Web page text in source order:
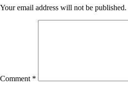
Your email address will not be published.
Comment *